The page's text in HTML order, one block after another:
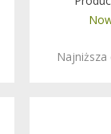
Najniższa